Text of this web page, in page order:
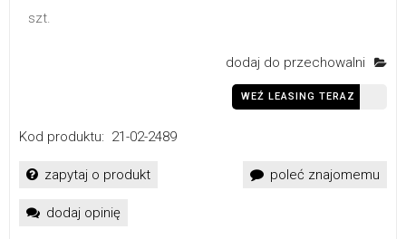
szt.
dodaj do przechowalni
WEŹ LEASING TERAZ
Kod produktu: 21-02-2489
zapytaj o produkt poleć znajomemu
dodaj opinię